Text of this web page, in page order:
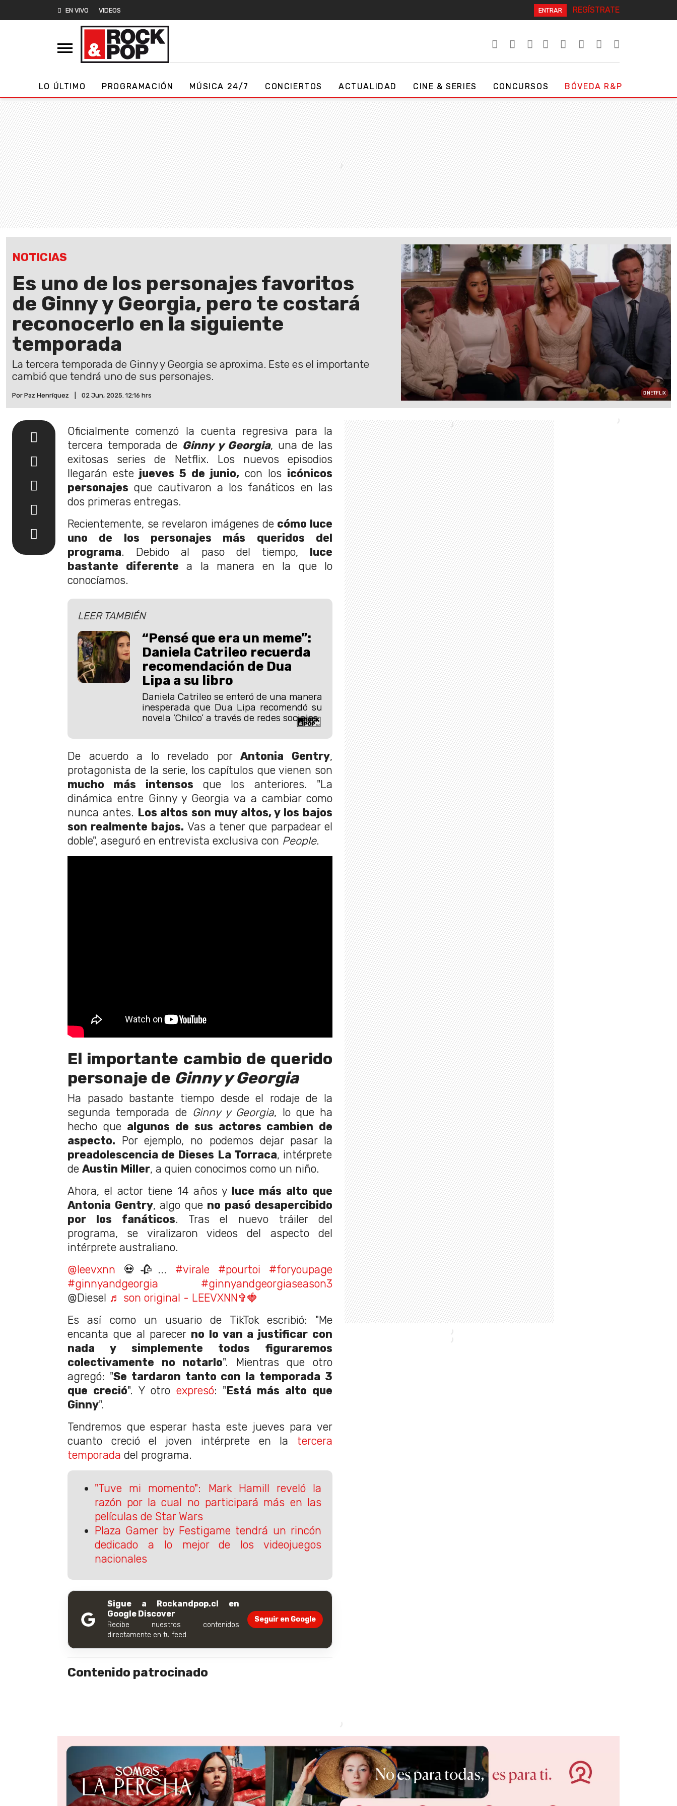
EN VIVO VIDEOS ENTRAR REGÍSTRATE
LO ÚLTIMO PROGRAMACIÓN MÚSICA 24/7 CONCIERTOS ACTUALIDAD CINE & SERIES CONCURSOS BÓVEDA R&P
NOTICIAS
Es uno de los personajes favoritos
de Ginny y Georgia, pero te costará
reconocerlo en la siguiente
temporada
La tercera temporada de Ginny y Georgia se aproxima. Este es el importante
cambió que tendrá uno de sus personajes.
Por Paz Henríquez 02 Jun, 2025. 12:16 hrs NETFLIX
Oficialmente comenzó la cuenta regresiva para la
tercera temporada de Ginny y Georgia, una de las
exitosas series de Netflix. Los nuevos episodios
llegarán este jueves 5 de junio, con los icónicos
personajes que cautivaron a los fanáticos en las
dos primeras entregas.
Recientemente, se revelaron imágenes de cómo luce
uno de los personajes más queridos del
programa. Debido al paso del tiempo, luce
bastante diferente a la manera en la que lo
conocíamos.
LEER TAMBIÉN
“Pensé que era un meme”:
Daniela Catrileo recuerda
recomendación de Dua
Lipa a su libro
Daniela Catrileo se enteró de una manera
inesperada que Dua Lipa recomendó su
novela ’Chilco’ a través de redes sociales.
De acuerdo a lo revelado porAntonia Gentry,
protagonista de la serie, los capítulos que vienen son
mucho más intensos que los anteriores. "La
dinámica entre Ginny y Georgia va a cambiar como
nunca antes. Los altos son muy altos, y los bajos
son realmente bajos. Vas a tener que parpadear el
doble", aseguró en entrevista exclusiva con People.
El importante cambio de querido
personaje de Ginny y Georgia
Ha pasado bastante tiempo desde el rodaje de la
segunda temporada de Ginny y Georgia, lo que ha
hecho que algunos de sus actores cambien de
aspecto. Por ejemplo, no podemos dejar pasar la
preadolescencia de Dieses La Torraca, intérprete
de Austin Miller, a quien conocimos como un niño.
Ahora, el actor tiene 14 años y luce más alto que
Antonia Gentry, algo que no pasó desapercibido
por los fanáticos. Tras el nuevo tráiler del
programa, se viralizaron videos del aspecto del
intérprete australiano.
@leevxnn 💀🥀... #virale #pourtoi
#foryoupagе
#ginnyandgeorgia
#ginnyandgeorgiaseason3
@Diesel ♬ son original - LEEVXNN✞︎🍓
Es así como un usuario de TikTok escribió: "Me
encanta que al parecer no lo van a justificar con
nada y simplemente todos figuraremos
colectivamente no notarlo". Mientras que otro
agregó: "Se tardaron tanto con la temporada 3
que creció". Y otro expresó: "Está más alto que
Ginny".
Tendremos que esperar hasta este jueves para ver
cuanto creció el joven intérprete en la tercera
temporada del programa.
"Tuve mi momento": Mark Hamill reveló la
razón por la cual no participará más en las
películas de Star Wars
Plaza Gamer by Festigame tendrá un rincón
dedicado a lo mejor de los videojuegos
nacionales
Sigue a Rockandpop.cl en
Google Discover
Recibe nuestros contenidos
directamente en tu feed.
Seguir en Google
Contenido patrocinado